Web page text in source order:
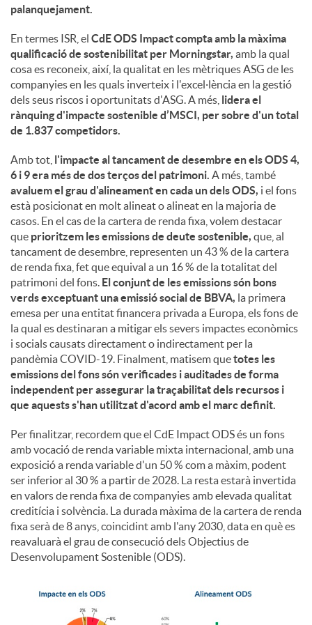
palanquejament.
En termes ISR, el CdE ODS Impact compta amb la màxima
qualificació de sostenibilitat per Morningstar, amb la qual
cosa es reconeix, així, la qualitat en les mètriques ASG de les
companyies en les quals inverteix i l'excel·lència en la gestió
dels seus riscos i oportunitats d'ASG. A més, lidera el
rànquing d'impacte sostenible d’MSCI, per sobre d'un total
de 1.837 competidors.
Amb tot, l'impacte al tancament de desembre en els ODS 4,
6 i 9 era més de dos terços del patrimoni. A més, també
avaluem el grau d'alineament en cada un dels ODS, i el fons
està posicionat en molt alineat o alineat en la majoria de
casos. En el cas de la cartera de renda fixa, volem destacar
que prioritzem les emissions de deute sostenible, que, al
tancament de desembre, representen un 43 % de la cartera
de renda fixa, fet que equival a un 16 % de la totalitat del
patrimoni del fons. El conjunt de les emissions són bons
verds exceptuant una emissió social de BBVA, la primera
emesa per una entitat financera privada a Europa, els fons de
la qual es destinaran a mitigar els severs impactes econòmics
i socials causats directament o indirectament per la
pandèmia COVID-19. Finalment, matisem quetotes les
emissions del fons són verificades i auditades de forma
independent per assegurar la traçabilitat dels recursos i
que aquests s'han utilitzat d'acord amb el marc definit.
Per finalitzar, recordem que el CdE Impact ODS és un fons
amb vocació de renda variable mixta internacional, amb una
exposició a renda variable d'un 50 % com a màxim, podent
ser inferior al 30 % a partir de 2028. La resta estarà invertida
en valors de renda fixa de companyies amb elevada qualitat
creditícia i solvència. La durada màxima de la cartera de renda
fixa serà de 8 anys, coincidint amb l'any 2030, data en què es
reavaluarà el grau de consecució dels Objectius de
Desenvolupament Sostenible (ODS).